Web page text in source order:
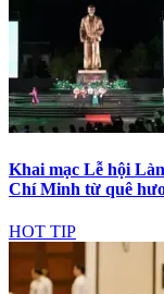
Khai mạc Lễ hội
Chí Minh từ quê
HOT TIP